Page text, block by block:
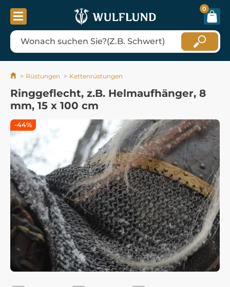
0
Rüstungen Kettenrüstungen
Ringgeflecht, z.B. Helmaufhänger, 8
mm, 15 x 100 cm
-44%